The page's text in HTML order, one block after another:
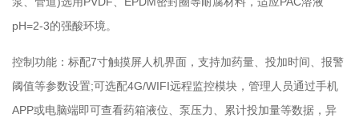
pH=2-3的强酸环境。
控制功能：标配7寸触摸屏人机界面，支持加药量、投加时间、报警
阈值等参数设置;可选配4G/WIFI远程监控模块，管理人员通过手机
APP或电脑端即可查看药箱液位、泵压力、累计投加量等数据，异